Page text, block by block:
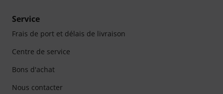
Service
Frais de port et délais de livraison
Centre de service
Bons d'achat
Nous contacter